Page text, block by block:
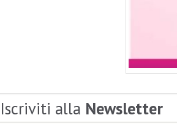
Iscriviti alla Newsletter